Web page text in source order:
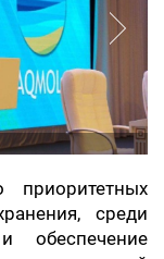
приоритетных
среди
обеспечение